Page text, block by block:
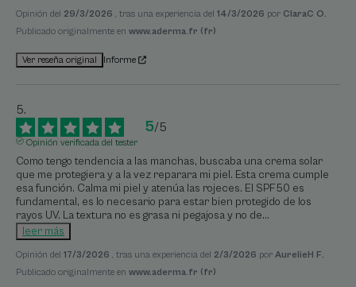
Opinión del 29/3/2026 , tras una experiencia del 14/3/2026 por ClaraC O.
Publicado originalmente en www.aderma.fr (fr)
Ver reseña original Informe
5/5
Opinión verificada del tester
Como tengo tendencia a las manchas, buscaba una crema solar
que me protegiera y a la vez reparara mi piel. Esta crema cumple
esa función. Calma mi piel y atenúa las rojeces. El SPF50 es
fundamental, es lo necesario para estar bien protegido de los
rayos UV. La textura no es grasa ni pegajosa y no de...
leer más
Opinión del 17/3/2026 , tras una experiencia del 2/3/2026 por AurelieH F.
Publicado originalmente en www.aderma.fr (fr)